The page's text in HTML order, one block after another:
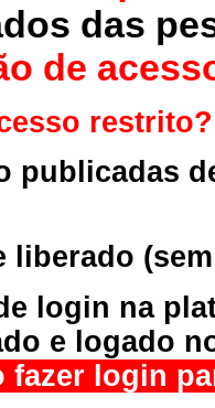
das
de
restrito?
publicadas
liberado
login na
e logado
fazer login